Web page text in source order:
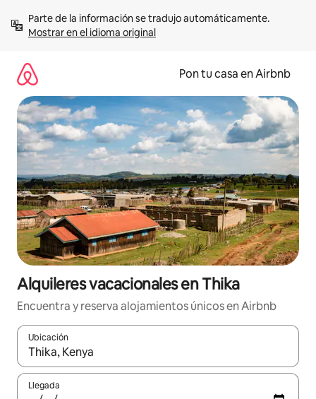
contenidoMostrar en el idioma original
Pon tu casa en Airbnb
Alquileres vacacionales en Thika
Encuentra y reserva alojamientos únicos en Airbnb
Ubicación
Cuando los resultados estén disponibles, navega con las
Llegada